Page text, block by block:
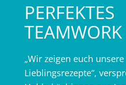
PERFEKTES
TEAMWORK
„Wir zeigen euch unsere
Lieblingsrezepte“,